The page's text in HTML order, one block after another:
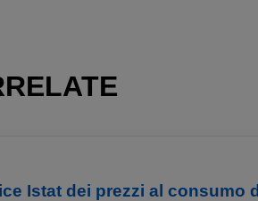
Istat dei prezzi al consumo